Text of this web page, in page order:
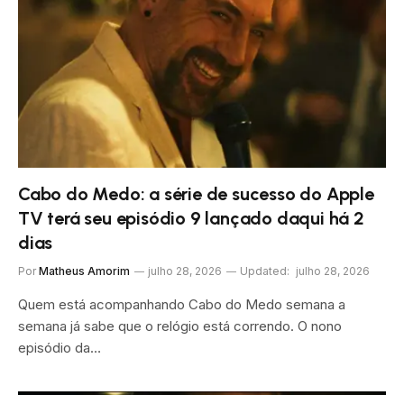
Cabo do Medo: a série de sucesso do Apple
TV terá seu episódio 9 lançado daqui há 2
dias
Por Matheus Amorim julho 28, 2026 Updated: julho 28, 2026
Quem está acompanhando Cabo do Medo semana a
semana já sabe que o relógio está correndo. O nono
episódio da…